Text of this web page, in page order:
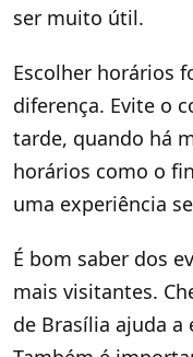
ser muito útil.
Escolher horários
diferença. Evite o
tarde, quando há
horários como o
uma experiência
É bom saber dos
mais visitantes.
de Brasília ajuda